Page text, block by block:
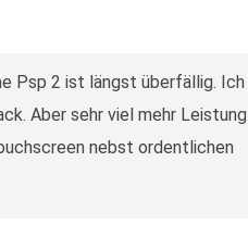
Psp 2 ist längst überfällig. Ich
Aber sehr viel mehr Leistung
nebst ordentlichen